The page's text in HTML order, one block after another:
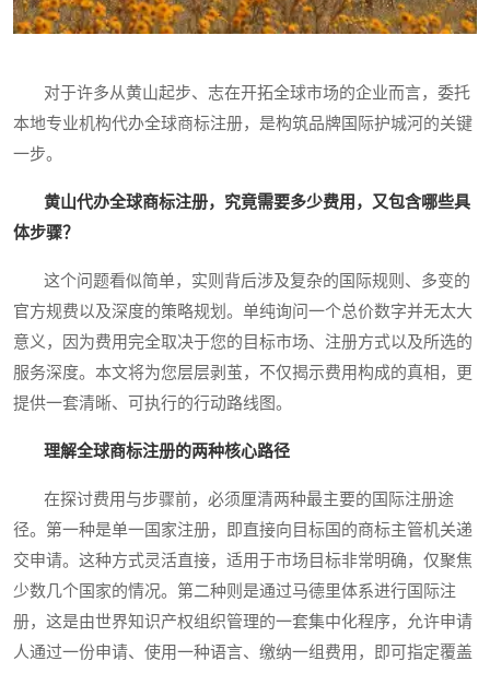
对于许多从黄山起步、志在开拓全球市场的企业而言，委托
本地专业机构代办全球商标注册，是构筑品牌国际护城河的关键
一步。
黄山代办全球商标注册，究竟需要多少费用，又包含哪些具
体步骤？
这个问题看似简单，实则背后涉及复杂的国际规则、多变的
官方规费以及深度的策略规划。单纯询问一个总价数字并无太大
意义，因为费用完全取决于您的目标市场、注册方式以及所选的
服务深度。本文将为您层层剥茧，不仅揭示费用构成的真相，更
提供一套清晰、可执行的行动路线图。
理解全球商标注册的两种核心路径
在探讨费用与步骤前，必须厘清两种最主要的国际注册途
径。第一种是单一国家注册，即直接向目标国的商标主管机关递
交申请。这种方式灵活直接，适用于市场目标非常明确，仅聚焦
少数几个国家的情况。第二种则是通过马德里体系进行国际注
册，这是由世界知识产权组织管理的一套集中化程序，允许申请
人通过一份申请、使用一种语言、缴纳一组费用，即可指定覆盖